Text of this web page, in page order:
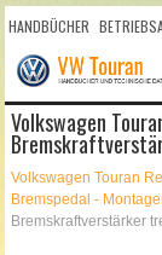
HANDBÜCHER
SUCHLAUF
Volkswagen
Volkswagen Touran
Bremspedal -
Bremskraftverstärker